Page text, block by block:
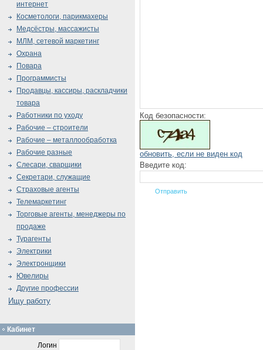
Код безопасности:
обновить, если не виден код
Введите код:
интернет
Косметологи, парикмахеры
Медсёстры, массажисты
МЛМ, сетевой маркетинг
Охрана
Повара
Программисты
Продавцы, кассиры, раскладчики
товара
Работники по уходу
Рабочие – строители
Рабочие – металлообработка
Рабочие разные
Слесари, сварщики
Секретари, служащие
Страховые агенты
Телемаркетинг
Торговые агенты, менеджеры по
продаже
Турагенты
Электрики
Электронщики
Ювелиры
Другие профессии
Ищу работу
Кабинет
Логин